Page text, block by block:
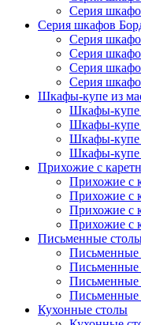
Серия
Серия шкафов
Серия
Серия
Серия
Серия
Шкафы-купе из
Шкафы-купе
Шкафы-купе
Шкафы-купе
Шкафы-купе
Прихожие с
Прихожие с
Прихожие с
Прихожие с
Прихожие с
Письменные
Письменные
Письменные
Письменные
Письменные
Кухонные столы